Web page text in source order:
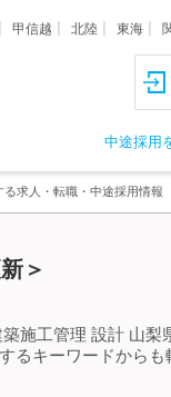
甲信越 北陸 東海
中途採用
求人・転職・中途採用情報
＞
施工管理 設計 山梨
るキーワードからも